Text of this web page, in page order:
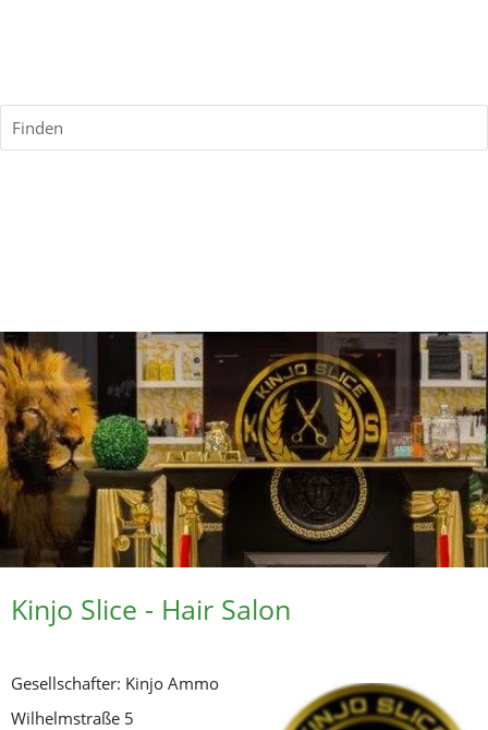
Finden
Kinjo Slice - Hair Salon
Gesellschafter: Kinjo Ammo
Wilhelmstraße 5